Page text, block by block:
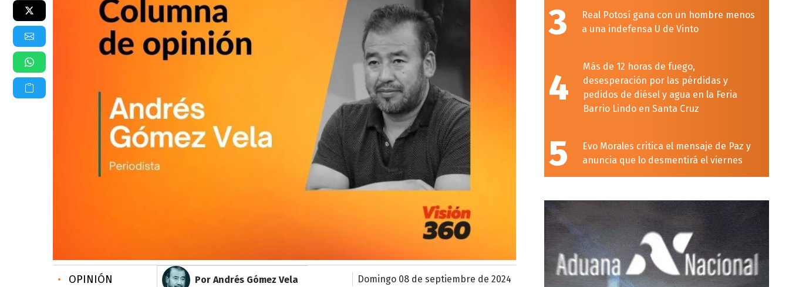
• OPINIÓN Por Andrés Gómez Vela domingo 08 de septiembre de 2024
3
Real Potosí gana con un hombre menos
a una indefensa U de Vinto
4
Más de 12 horas de fuego,
desesperación por las pérdidas y
pedidos de diésel y agua en la Feria
Barrio Lindo en Santa Cruz
5
Evo Morales critica el mensaje de Paz y
anuncia que lo desmentirá el viernes